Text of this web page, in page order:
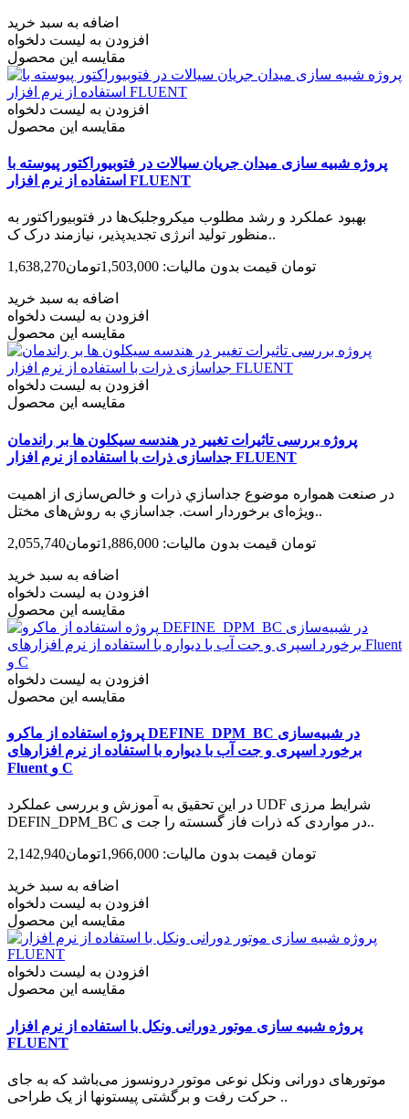
اضافه به سبد خرید
افزودن به لیست دلخواه
مقایسه این محصول
افزودن به لیست دلخواه
مقایسه این محصول
پروژه شبیه سازی میدان جریان سیالات در فتوبیوراکتور پیوسته با
استفاده از نرم افزار FLUENT
بهبود عملکرد و رشد مطلوب میکروجلبک‌ها در فتوبیوراکتور به‌
منظور تولید انرژی تجدیدپذیر، نیازمند درک ک..
1,638,270تومان قیمت بدون مالیات: 1,503,000تومان
اضافه به سبد خرید
افزودن به لیست دلخواه
مقایسه این محصول
افزودن به لیست دلخواه
مقایسه این محصول
پروژه بررسی تاثیرات تغییر در هندسه سیکلون ها بر راندمان
جداسازی ذرات با استفاده از نرم افزار FLUENT
در صنعت همواره موضوع جداسازي ذرات و خالص‌سازی از اهميت
ویژه‌ای برخوردار است. جداسازي به روش‌های مختل..
2,055,740تومان قیمت بدون مالیات: 1,886,000تومان
اضافه به سبد خرید
افزودن به لیست دلخواه
مقایسه این محصول
افزودن به لیست دلخواه
مقایسه این محصول
پروژه استفاده از ماکرو DEFINE_DPM_BC در شبیه‌سازی
برخورد اسپری و جت آب با دیواره با استفاده از نرم افزارهای
Fluent و C‌
در این تحقیق به آموزش و بررسی عملکرد UDF شرایط مرزی
DEFIN_DPM_BC در مواردی که ذرات فاز گسسته را جت ی..
2,142,940تومان قیمت بدون مالیات: 1,966,000تومان
اضافه به سبد خرید
افزودن به لیست دلخواه
مقایسه این محصول
افزودن به لیست دلخواه
مقایسه این محصول
پروژه شبیه سازی موتور دورانی ونکل با استفاده از نرم افزار
FLUENT
موتورهای دورانی ونکل نوعی موتور درون­سوز می‌­باشد که به جای
حرکت رفت و برگشتی پیستون­ها از یک طراحی ..